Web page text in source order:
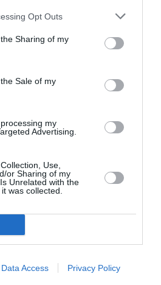
Opt Outs
Sharing of my
Sale of my
my
Advertising.
Use,
or Sharing of my
Unrelated with the
was collected.
Data Access Privacy Policy
COMMENTAIRES
Boeing 777F de National
l’Australie
l'article :